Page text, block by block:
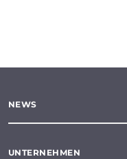
NEWS
UNTERNEHMEN